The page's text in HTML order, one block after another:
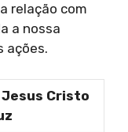
relação com
a nossa
ações.
Cristo